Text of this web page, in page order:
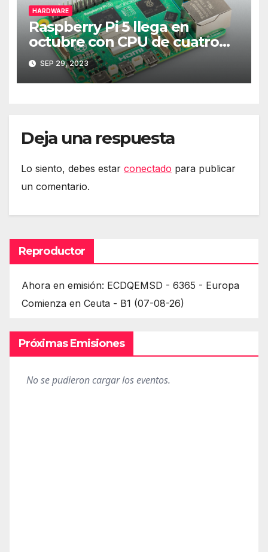
HARDWARE
Raspberry Pi 5 llega en
octubre con CPU de cuatro
núcleos y más RAM
SEP 29, 2023
Deja una respuesta
Lo siento, debes estar conectado para publicar
un comentario.
Reproductor
Ahora en emisión: ECDQEMSD - 6365 - Europa
Comienza en Ceuta - B1 (07-08-26)
Próximas Emisiones